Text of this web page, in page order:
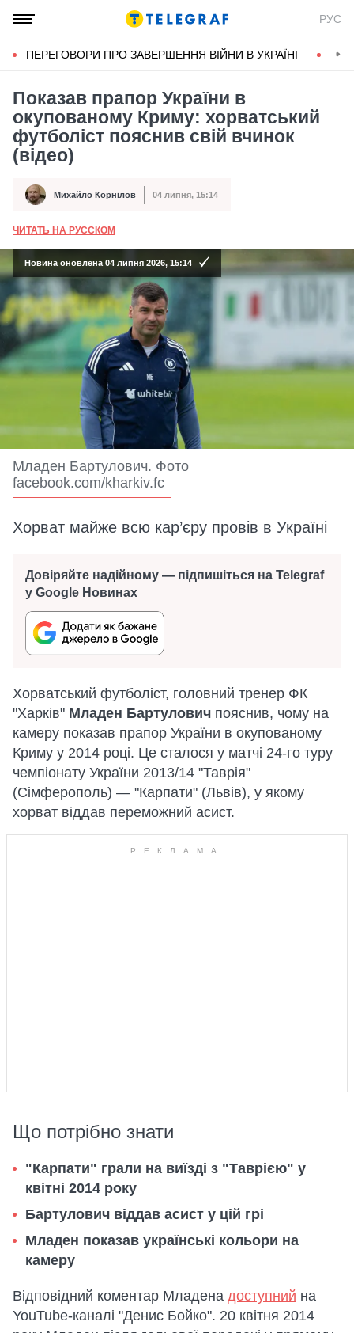
РУС
ПЕРЕГОВОРИ ПРО ЗАВЕРШЕННЯ ВІЙНИ В УКРАЇНІ
Показав прапор України в
окупованому Криму: хорватський
футболіст пояснив свій вчинок
(відео)
Автор Михайло Корнілов
Дата публікації 04 липня, 15:14
ЧИТАТЬ НА РУССКОМ
Новина оновлена 04 липня 2026, 15:14
Младен Бартулович. Фото
facebook.com/kharkiv.fc
Хорват майже всю кар’єру провів в Україні
Довіряйте надійному — підпишіться на Telegraf
у Google Новинах
Хорватський футболіст, головний тренер ФК
"Харків" Младен Бартулович пояснив, чому на
камеру показав прапор України в окупованому
Криму у 2014 році. Це сталося у матчі 24-го туру
чемпіонату України 2013/14 "Таврія"
(Сімферополь) — "Карпати" (Львів), у якому
хорват віддав переможний асист.
Що потрібно знати
"Карпати" грали на виїзді з "Таврією" у
квітні 2014 року
Бартулович віддав асист у цій грі
Младен показав українські кольори на
камеру
Відповідний коментар Младена доступний на
YouTube-каналі "Денис Бойко". 20 квітня 2014